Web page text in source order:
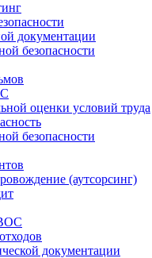
документации
безопасности
оценки условий труда
безопасности
(аутсорсинг)
документации